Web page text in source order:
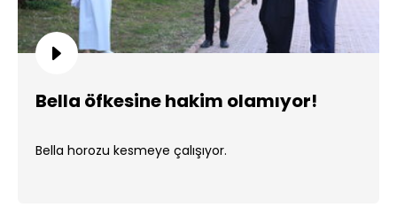
Bella öfkesine hakim olamıyor!
Bella horozu kesmeye çalışıyor.